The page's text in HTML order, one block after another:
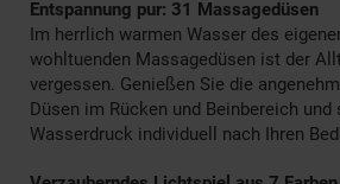
Entspannung pur: 31 Massagedüsen
Im herrlich warmen Wasser des
wohltuenden Massagedüsen ist der
vergessen. Genießen Sie die
Düsen im Rücken und Beinbereich und
Wasserdruck individuell nach Ihren